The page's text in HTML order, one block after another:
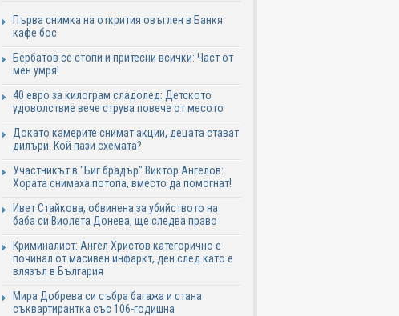
Първа снимка на открития овъглен в Банкя
кафе бос
Бербатов се стопи и притесни всички: Част от
мен умря!
40 евро за килограм сладолед: Детското
удоволствие вече струва повече от месото
Докато камерите снимат акции, децата стават
дилъри. Кой пази схемата?
Участникът в "Биг брадър" Виктор Ангелов:
Хората снимаха потопа, вместо да помогнат!
Ивет Стайкова, обвинена за убийството на
баба си Виолета Донева, ще следва право
Криминалист: Ангел Христов категорично е
починал от масивен инфаркт, ден след като е
влязъл в България
Мира Добрева си събра багажа и стана
съквартирантка със 106-годишна